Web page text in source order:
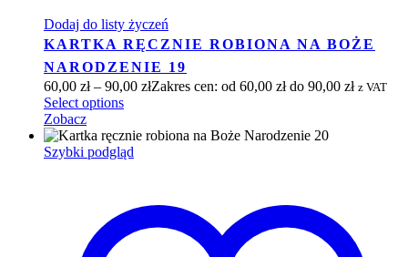
Dodaj do listy życzeń
KARTKA RĘCZNIE ROBIONA NA BOŻE
NARODZENIE 19
60,00 zł – 90,00 złZakres cen: od 60,00 zł do 90,00 zł z VAT
Select options
Zobacz
Szybki podgląd